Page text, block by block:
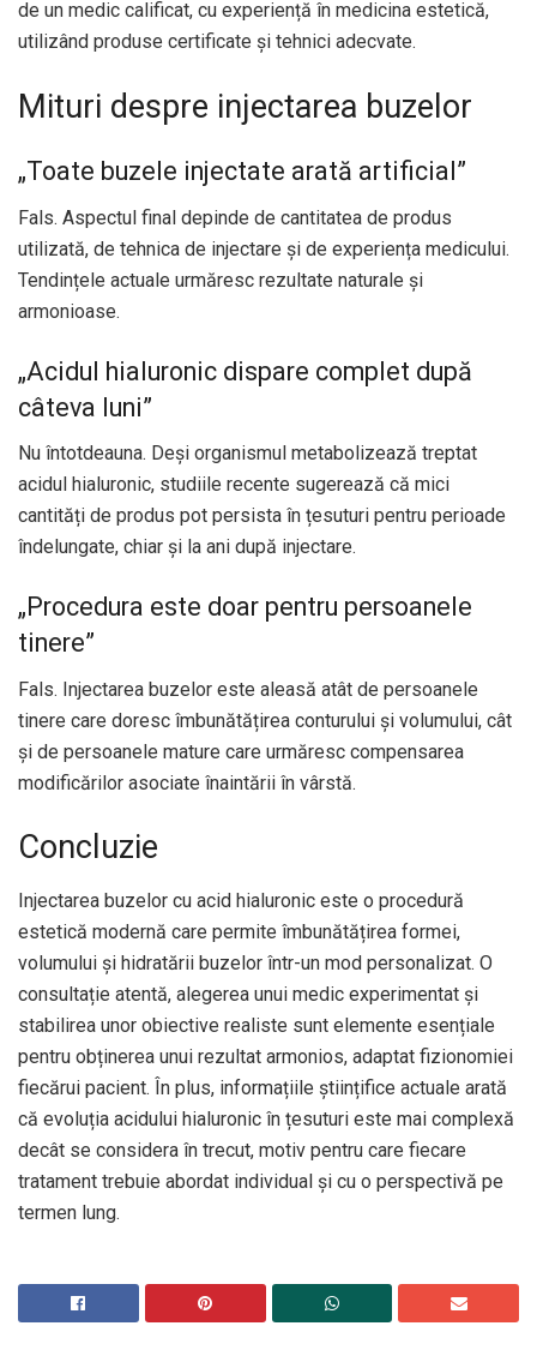
de un medic calificat, cu experiență în medicina estetică,
utilizând produse certificate și tehnici adecvate.
Mituri despre injectarea buzelor
„Toate buzele injectate arată artificial”
Fals. Aspectul final depinde de cantitatea de produs
utilizată, de tehnica de injectare și de experiența medicului.
Tendințele actuale urmăresc rezultate naturale și
armonioase.
„Acidul hialuronic dispare complet după
câteva luni”
Nu întotdeauna. Deși organismul metabolizează treptat
acidul hialuronic, studiile recente sugerează că mici
cantități de produs pot persista în țesuturi pentru perioade
îndelungate, chiar și la ani după injectare.
„Procedura este doar pentru persoanele
tinere”
Fals. Injectarea buzelor este aleasă atât de persoanele
tinere care doresc îmbunătățirea conturului și volumului, cât
și de persoanele mature care urmăresc compensarea
modificărilor asociate înaintării în vârstă.
Concluzie
Injectarea buzelor cu acid hialuronic este o procedură
estetică modernă care permite îmbunătățirea formei,
volumului și hidratării buzelor într-un mod personalizat. O
consultație atentă, alegerea unui medic experimentat și
stabilirea unor obiective realiste sunt elemente esențiale
pentru obținerea unui rezultat armonios, adaptat fizionomiei
fiecărui pacient. În plus, informațiile științifice actuale arată
că evoluția acidului hialuronic în țesuturi este mai complexă
decât se considera în trecut, motiv pentru care fiecare
tratament trebuie abordat individual și cu o perspectivă pe
termen lung.